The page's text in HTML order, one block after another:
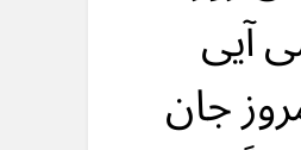
آیی
جان